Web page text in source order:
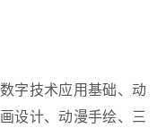
字技术应用基础、动
设计、动漫手绘、三